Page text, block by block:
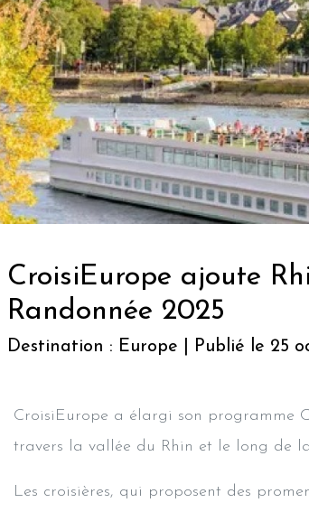
CroisiEurope ajoute
Randonnée 2025
Destination : Europe | Publié le 25
CroisiEurope a élargi son programme
travers la vallée du Rhin et le long de
Les croisières, qui proposent des